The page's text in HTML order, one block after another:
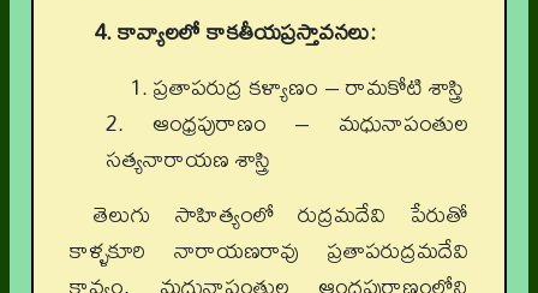
4. కావ్యాలలో కాకతీయప్రస్తావనలు:
1.ప్రతాపరుద్ర కళ్యాణం – రామకోటి శాస్త్రి
2.
ఆంధ్రపురాణం – మధునాపంతుల
సత్యనారాయణ శాస్త్రి
తెలుగు సాహిత్యంలో రుద్రమదేవి పేరుతో
కాళ్ళకూరి నారాయణరావు ప్రతాపరుద్రమదేవి